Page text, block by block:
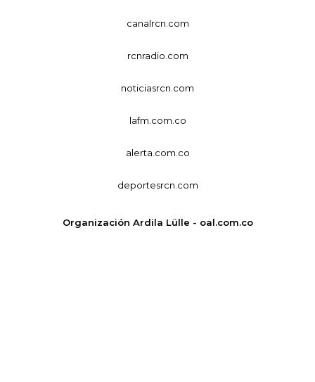
canalrcn.com
rcnradio.com
noticiasrcn.com
lafm.com.co
alerta.com.co
deportesrcn.com
Organización Ardila Lülle - oal.com.co